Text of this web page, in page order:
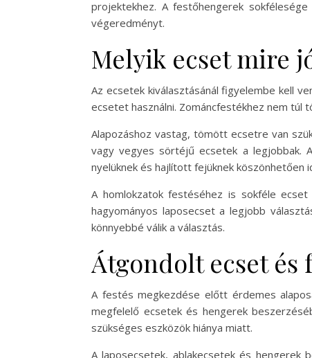
projektekhez. A festőhengerek
végeredményt.
Melyik ecset mire
Az ecsetek kiválasztásánál figyelembe kell
ecsetet használni. Zománcfestékhez nem túl
Alapozáshoz vastag, tömött ecsetre van
vagy vegyes sörtéjű ecsetek a legjobbak.
nyelüknek és hajlított fejüknek köszönhetően
A homlokzatok festéséhez is sokféle
hagyományos laposecset a legjobb
könnyebbé válik a választás.
Átgondolt ecset és
A festés megkezdése előtt érdemes
megfelelő ecsetek és hengerek
szükséges eszközök hiánya miatt.
A laposecsetek, ablakecsetek és